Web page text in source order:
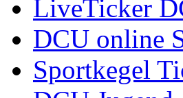
LiveTicker
DCU online
Sportkegel